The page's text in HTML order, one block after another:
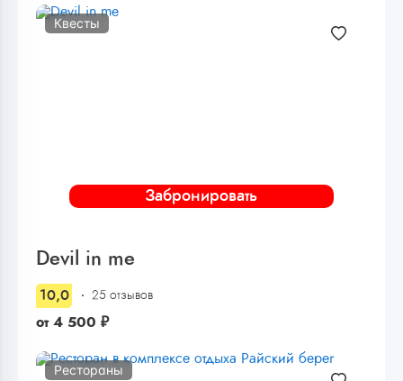
Забронировать
Квесты
Devil in me
10,0 25 отзывов
от 4 500 ₽
Рестораны